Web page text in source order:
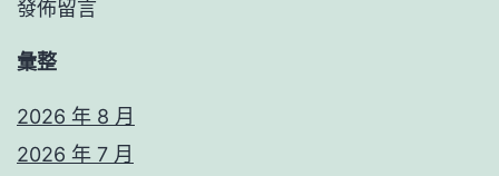
發佈留言
彙整
2026 年 8 月
2026 年 7 月